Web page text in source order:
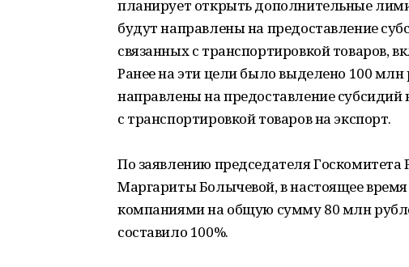
планирует открыть дополнительные
будут направлены на предоставление
связанных с транспортировкой товаров,
Ранее на эти цели было выделено 100
направлены на предоставление субсидий
с транспортировкой товаров на экспорт.
По заявлению председателя
Маргариты Болычевой, в настоящее
компаниями на общую сумму 80 млн
составило 100%.